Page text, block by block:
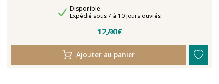
Disponibilité
Disponible
Délais de livraison
Expédié sous 7 à 10 jours ouvrés
12٫90€
Ajouter au panier